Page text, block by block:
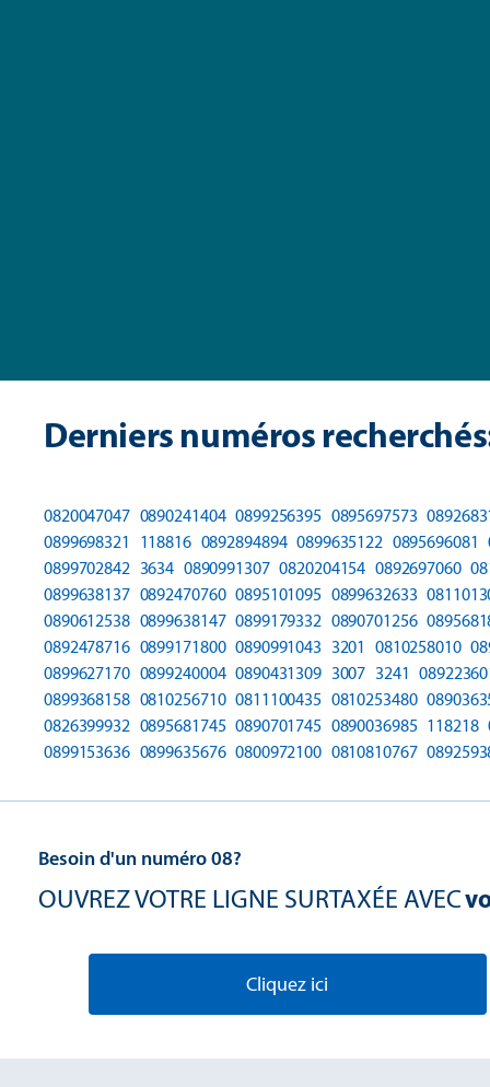
Derniers numéros
0820047047 0890241404 0899256395 0895697573
0899698321
118816 0892894894 0899635122 0895696081
0899702842 3634 0890991307 0820204154 0892697060
0899638137 0892470760 0895101095 0899632633
0890612538 0899638147 0899179332 0890701256
0892478716 0899171800 0890991043 3201 0810258010
0899627170 0899240004 0890431309 3007 3241
0899368158 0810256710 0811100435 0810253480
0826399932 0895681745 0890701745 0890036985 118218
0899153636 0899635676 0800972100 0810810767
Besoin d'un numéro 08?
OUVREZ VOTRE LIGNE SURTAXÉE AVEC
Cliquez ici